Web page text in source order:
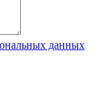
данных